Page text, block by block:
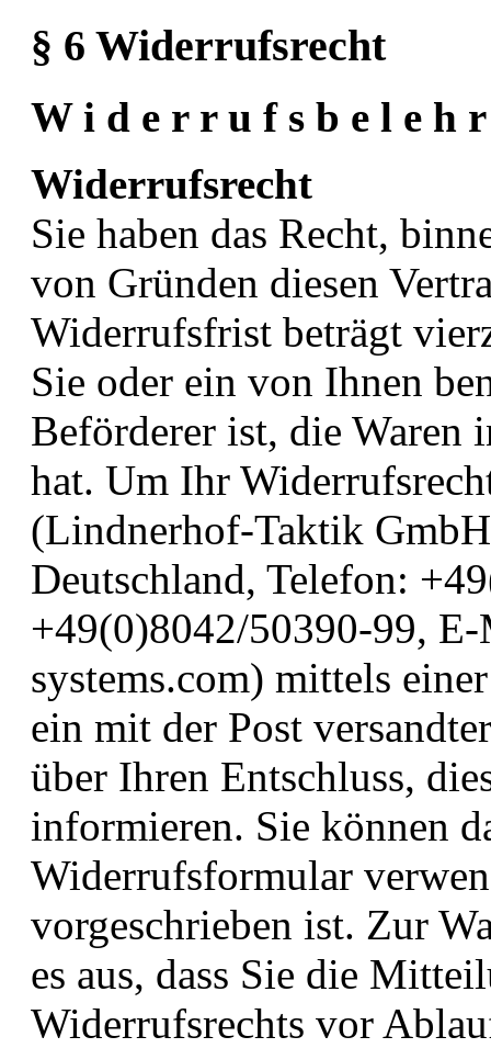
§ 6 Widerrufsrecht
W i d e r r u f s b e l e h
Widerrufsrecht
Sie haben das Recht,
von Gründen diesen
Widerrufsfrist beträgt
Sie oder ein von Ihnen
Beförderer ist, die Waren
hat. Um Ihr
(Lindnerhof-Taktik
Deutschland, Telefon:
+49(0)8042/50390-99,
systems.com) mittels
ein mit der Post
über Ihren Entschluss,
informieren. Sie können
Widerrufsformular
vorgeschrieben ist. Zur
es aus, dass Sie die
Widerrufsrechts vor